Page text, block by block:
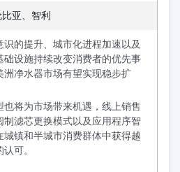
亚、智利
识的提升、城市化进程加速以及
础设施持续改变消费者的优先事
洲净水器市场有望实现稳步扩
也将为市场带来机遇，线上销售
制滤芯更换模式以及应用程序智
城镇和半城市消费群体中获得越
可。